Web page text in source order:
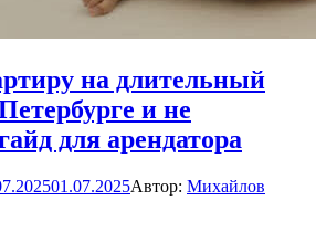
на длительный
и не
для арендатора
01.07.2025Автор: Михайлов